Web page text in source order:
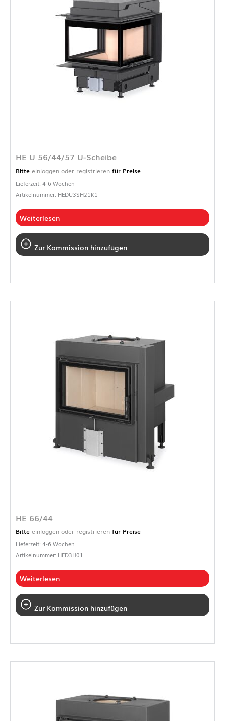
HE U 56/44/57 U-Scheibe
Bitte einloggen oder registrieren für Preise
Lieferzeit: 4-6 Wochen
Artikelnummer: HEDU3SH21K1
Weiterlesen
Zur Kommission hinzufügen
HE 66/44
Bitte einloggen oder registrieren für Preise
Lieferzeit: 4-6 Wochen
Artikelnummer: HED3H01
Weiterlesen
Zur Kommission hinzufügen